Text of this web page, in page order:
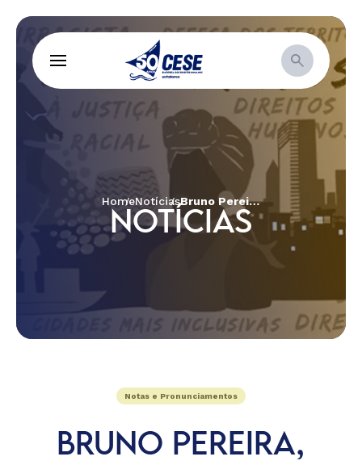
HomeNotícias Bruno Pereira, presente! Dom Phillips, presente!
NOTÍCIAS
Notas e Pronunciamentos
BRUNO PEREIRA,